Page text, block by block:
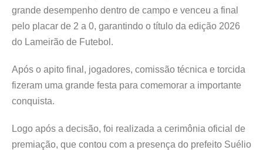
grande desempenho dentro de campo e venceu a final
pelo placar de 2 a 0, garantindo o título da edição 2026
do Lameirão de Futebol.
Após o apito final, jogadores, comissão técnica e torcida
fizeram uma grande festa para comemorar a importante
conquista.
Logo após a decisão, foi realizada a cerimônia oficial de
premiação, que contou com a presença do prefeito Suélio